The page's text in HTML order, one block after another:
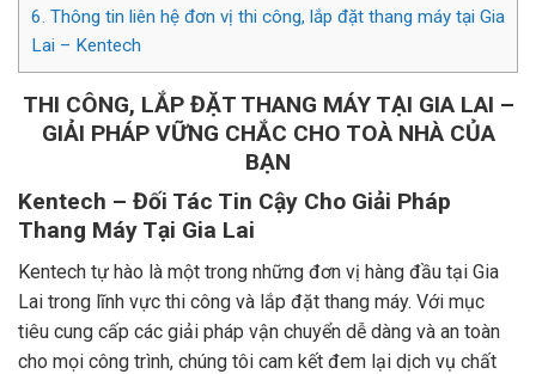
6. Thông tin liên hệ đơn vị thi công, lắp đặt thang máy tại Gia
Lai – Kentech
THI CÔNG, LẮP ĐẶT THANG MÁY TẠI GIA LAI –
GIẢI PHÁP VỮNG CHẮC CHO TOÀ NHÀ CỦA
BẠN
Kentech – Đối Tác Tin Cậy Cho Giải Pháp
Thang Máy Tại Gia Lai
Kentech tự hào là một trong những đơn vị hàng đầu tại Gia
Lai trong lĩnh vực thi công và lắp đặt thang máy. Với mục
tiêu cung cấp các giải pháp vận chuyển dễ dàng và an toàn
cho mọi công trình, chúng tôi cam kết đem lại dịch vụ chất